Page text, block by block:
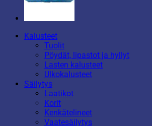
Kalusteet
Tuolit
Pöydät, lipastot ja hyllyt
Lasten kalusteet
Ulkokalusteet
Säilytys
Laatikot
Korit
Kenkätelineet
Vaatesäilytys